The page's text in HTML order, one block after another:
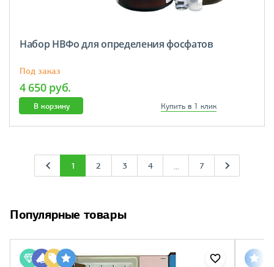
Набор НВФо для определения фосфатов
Под заказ
4 650 руб.
В корзину Купить в 1 клик
1 2 3 4 ... 7
Популярные товары